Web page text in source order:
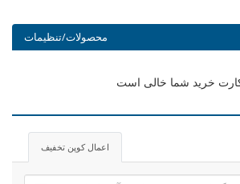
محصولات/تنظیمات
خرید شما خالی است
اعمال کوپن تخفیف